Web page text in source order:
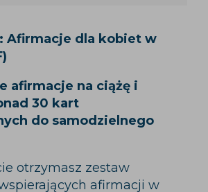
Afirmacje dla kobiet w
afirmacje na ciążę i
30 kart
do samodzielnego
otrzymasz zestaw
afirmacji w